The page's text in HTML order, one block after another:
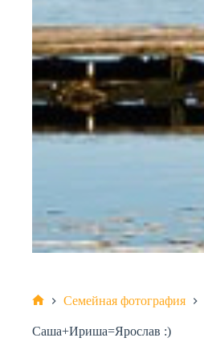
Семейная фотография
Саша+Ириша=Ярослав :)